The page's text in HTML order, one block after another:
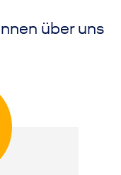
über uns